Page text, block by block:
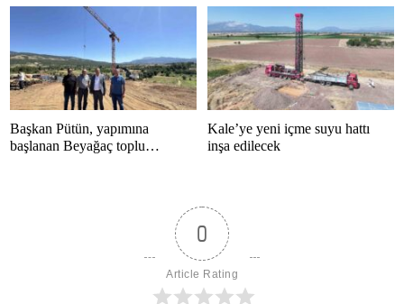
Başkan Pütün, yapımına
başlanan Beyağaç toplu
Kale’ye yeni içme suyu hattı
inşa edilecek
0
Article Rating